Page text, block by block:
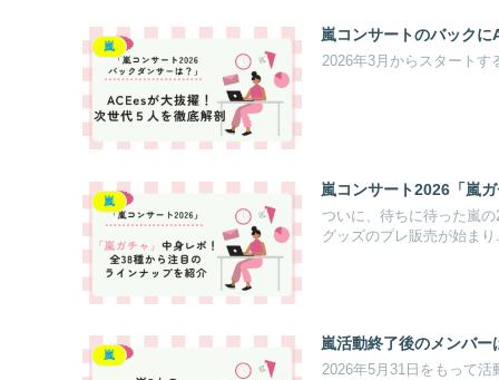
嵐
嵐コンサートのバック
2026年3月からスタート
嵐
嵐コンサート2026「嵐
ついに、待ちに待った嵐
グッズのプレ販売が始まり
嵐
嵐活動終了後のメンバ
2026年5月31日をもって